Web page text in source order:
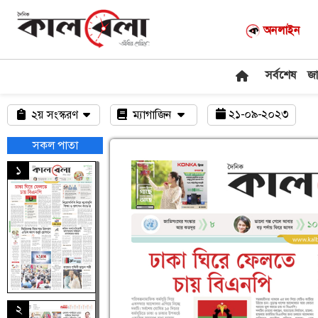
অনলাইন
সর্বশেষ
২য় সংস্করণ
সকল পাতা
১
২
ম্যাগাজিন ২১-০৯-২০২৩